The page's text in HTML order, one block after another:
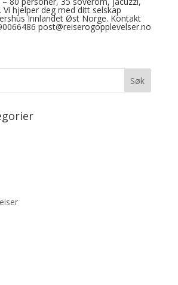
hjelper deg med ditt selskap
Innlandet Øst Norge. Kontakt
post@reiserogopplevelser.no